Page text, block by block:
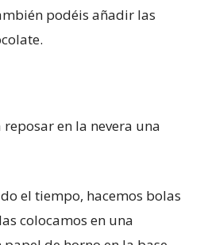
podéis añadir las
en la nevera una
el tiempo, hacemos bolas
colocamos en una